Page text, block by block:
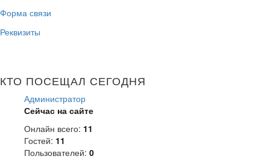
Форма связи
Реквизиты
КТО ПОСЕЩАЛ СЕГОДНЯ
Администратор
Сейчас на сайте
Онлайн всего: 11
Гостей: 11
Пользователей: 0